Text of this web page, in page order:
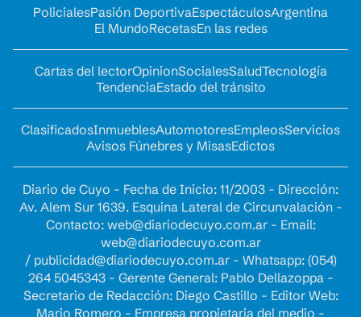
PolicialesPasión DeportivaEspectáculosArgentina
El MundoRecetasEn las redes
Cartas del lectorOpinionSocialesSaludTecnología
TendenciaEstado del tránsito
ClasificadosInmueblesAutomotoresEmpleosServicios
Avisos Fúnebres y MisasEdictos
Diario de Cuyo - Fecha de Inicio: 11/2003 - Dirección:
Av. Alem Sur 1639. Esquina Lateral de Circunvalación -
Contacto: web@diariodecuyo.com.ar- Email:
web@diariodecuyo.com.ar
/ publicidad@diariodecuyo.com.ar- Whatsapp: (054)
264 5045343 - Gerente General: Pablo Dellazoppa -
Secretario de Redacción: Diego Castillo - Editor Web:
Mario Romero - Empresa propietaria del medio -